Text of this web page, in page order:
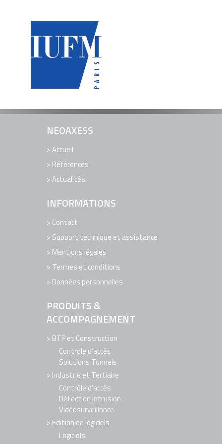
LOGICIELS
CONTACT
NEOAXESS
Accueil
Références
Actualités
INFORMATIONS
Contact
Support technique et assistance
Mentions légales
Termes et conditions
Données personnelles
PRODUITS &
ACCOMPAGNEMENT
BTP et Construction
Contrôle d’accès
Solutions Tunnels
Industrie et Tertiaire
Contrôle d’accès
Détection Intrusion
Vidéosurveillance
Edition de logiciels
Logiciels